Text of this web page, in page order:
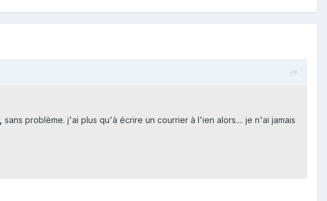
sans problème. j'ai plus qu'à écrire un courrier à l'ien alors.... je n'ai jamais